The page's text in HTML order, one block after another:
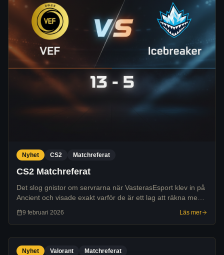
Nyhet CS2 Matchreferat
CS2 Matchreferat
Det slog gnistor om servrarna när VasterasEsport klev in på
Ancient och visade exakt varför de är ett lag att räkna med
briljans.
9 februari 2026 Läs mer
Nyhet Valorant Matchreferat